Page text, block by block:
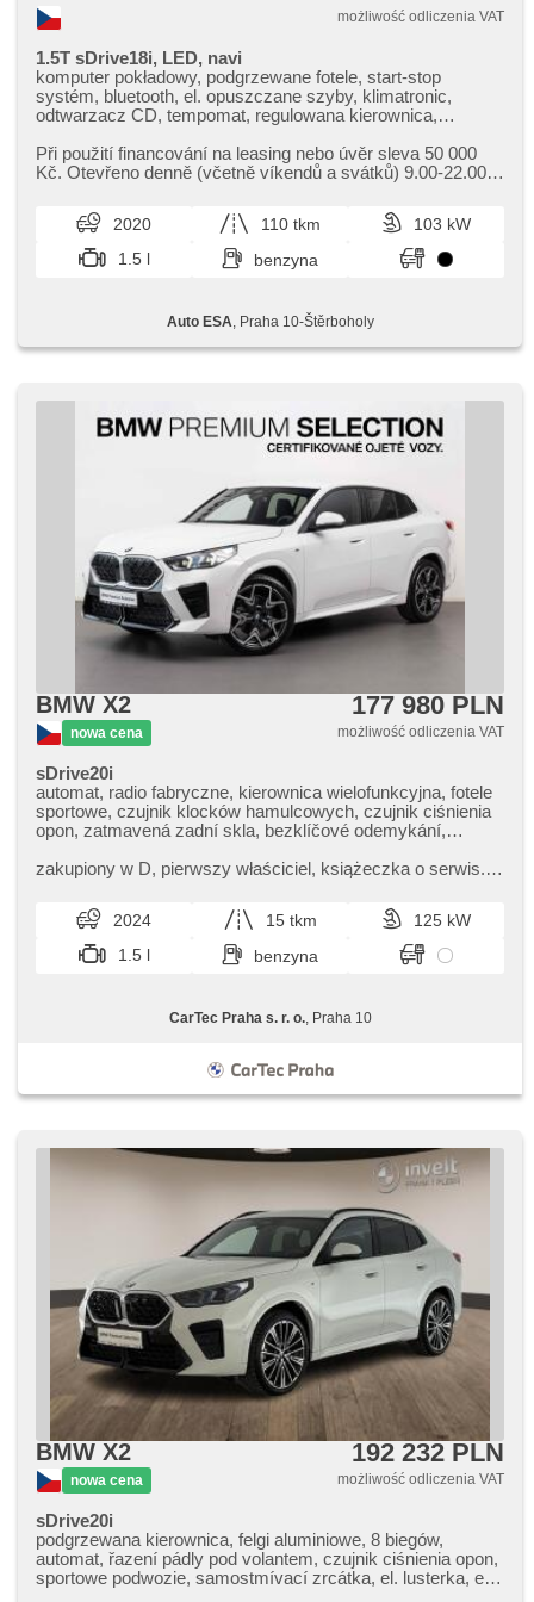
możliwość odliczenia VAT
1.5T sDrive18i, LED, navi
komputer pokładowy, podgrzewane fotele, start-stop
systém, bluetooth, el. opuszczane szyby, klimatronic,
odtwarzacz CD, tempomat, regulowana kierownica,
przyciemniane szyby, el. otwieranie bagażnika, światła do
jazdy dziennej, manualna skrzynia biegów, el. lusterka,
zdalne, stabilizacja podwozia (ESP), czujnik deszczu,
halogeny, el. składane lusterka, lampy tylne LED, czujnik
ciśnienia opon, przycisk start, reflektory LED, ABS,
przeciwpoślizgowy system kół (ASR), isofix, samostmívací
Při použití financování na leasing nebo úvěr sleva 50 000
Kč. Otevřeno denně (včetně víkendů a svátků) 9.00​-22.00
2020 110 tkm
103 kW
1.5 l
benzyna
Auto ESA , Praha 10-Štěrboholy
BMW X2
nowa cena
177 980 PLN
możliwość odliczenia VAT
sDrive20i
automat, radio fabryczne, kierownica wielofunkcyjna, fotele
sportowe, czujnik klocków hamulcowych, czujnik ciśnienia
opon, zatmavená zadní skla, bezklíčové odemykání,
natężenia podwozia, asystent martwego pola, asystent
zakupiony w D,​ pierwszy właściciel,​ książeczka o serwis.,​
Praha. Pro více info...
2024 15 tkm
125 kW
1.5 l
benzyna
CarTec Praha s. r. o., Praha 10
BMW X2
nowa cena
192 232 PLN
możliwość odliczenia VAT
sDrive20i
podgrzewana kierownica, felgi aluminiowe, 8 biegów,
automat, řazení pádly pod volantem, czujnik ciśnienia opon,
sportowe podwozie, samostmívací zrcátka, el. lusterka, el.